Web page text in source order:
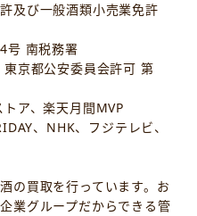
び一般酒類小売業免許
税務署
公安委員会許可 第
、楽天月間MVP
、NHK、フジテレビ、
の買取を行っています。お
業グループだからできる管